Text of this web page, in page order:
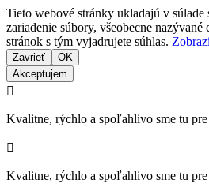
Tieto webové stránky ukladajú v súlade
zariadenie súbory, všeobecne
stránok s tým vyjadrujete súhlas.
Zavrieť
OK
Akceptujem

Kvalitne, rýchlo a spoľahlivo sme tu

Kvalitne, rýchlo a spoľahlivo sme tu